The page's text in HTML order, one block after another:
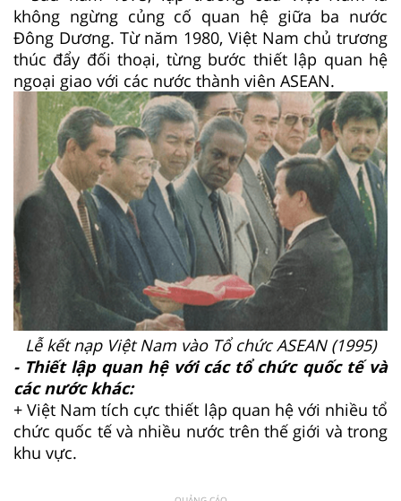
không ngừng củng cố quan hệ giữa ba nước
Đông Dương. Từ năm 1980, Việt Nam chủ trương
thúc đẩy đối thoại, từng bước thiết lập quan hệ
ngoại giao với các nước thành viên ASEAN.
Lễ kết nạp Việt Nam vào Tổ chức ASEAN (1995)
- Thiết lập quan hệ với các tổ chức quốc tế và
các nước khác:
+ Việt Nam tích cực thiết lập quan hệ với nhiều tổ
chức quốc tế và nhiều nước trên thế giới và trong
khu vực.